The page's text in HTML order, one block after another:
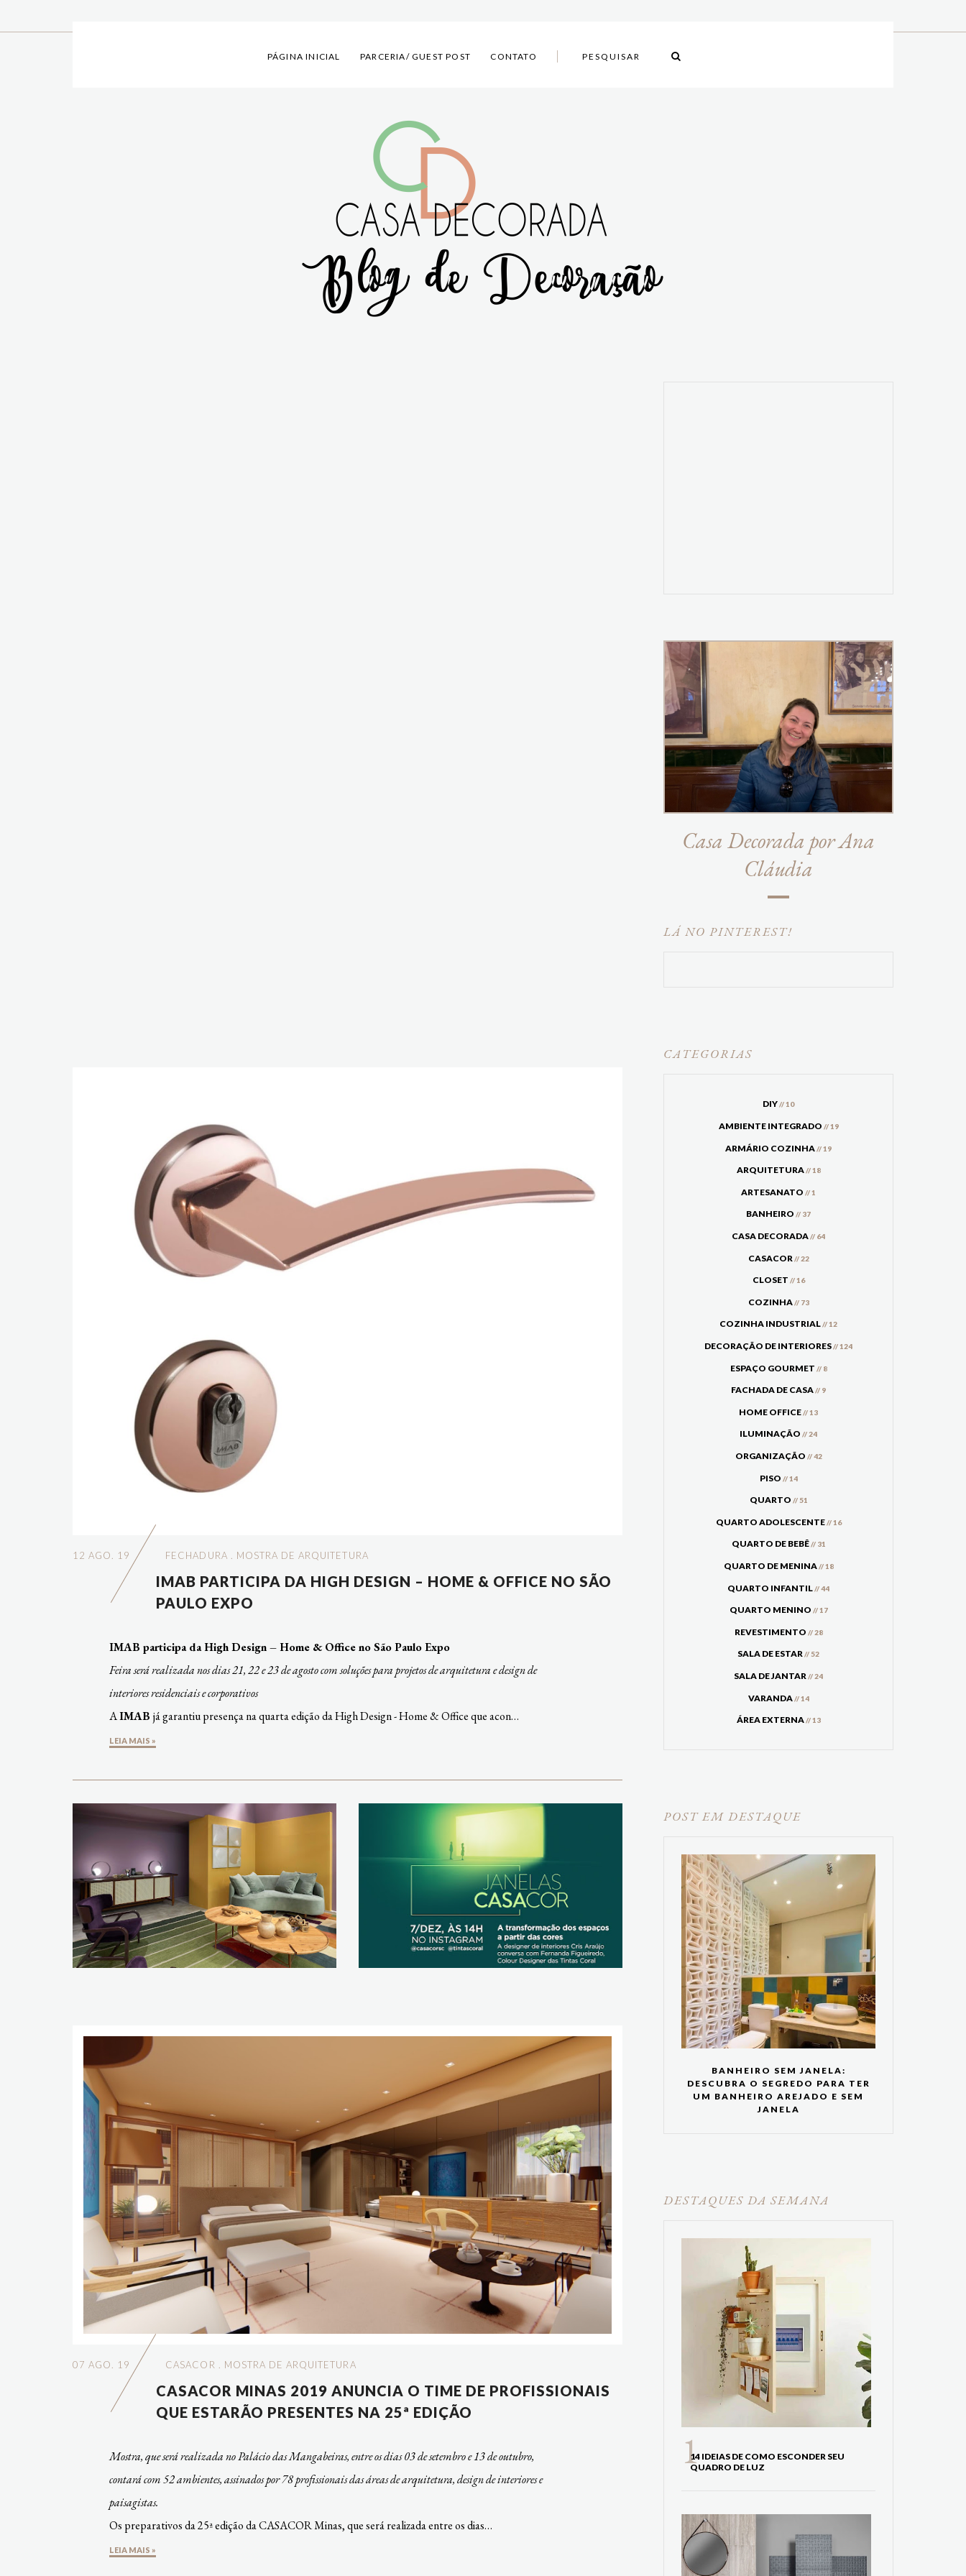
PÁGINA INICIAL PARCERIA/ GUEST POST CONTATO
12 AGO. 19 FECHADURA MOSTRA DE ARQUITETURA
IMAB PARTICIPA DA HIGH DESIGN – HOME & OFFICE NO SÃO
PAULO EXPO
IMAB participa da High Design – Home & Office no São Paulo Expo
Feira será realizada nos dias 21, 22 e 23 de agosto com soluções para projetos de arquitetura e design de
interiores residenciais e corporativos
AIMABjá garantiu presença na quarta edição da High Design - Home & Office que acon…
LEIA MAIS »
07 AGO. 19 CASACOR MOSTRA DE ARQUITETURA
CASACOR MINAS 2019 ANUNCIA O TIME DE PROFISSIONAIS
QUE ESTARÃO PRESENTES NA 25ª EDIÇÃO
Mostra, que será realizada no Palácio das Mangabeiras, entre os dias 03 de setembro e 13 de outubro,
contará com 52 ambientes, assinados por 78 profissionais das áreas de arquitetura, design de interiores e
paisagistas.
Os preparativos da 25ª edição da CASACOR Minas, que será realizada entre os dias…
LEIA MAIS »
Casa Decorada por Ana
Cláudia
LÁ NO PINTEREST!
CATEGORIAS
DIY// 10
AMBIENTE INTEGRADO // 19
ARMÁRIO COZINHA// 19
ARQUITETURA// 18
ARTESANATO// 1
BANHEIRO// 37
CASA DECORADA// 64
CASACOR // 22
CLOSET // 16
COZINHA// 73
COZINHA INDUSTRIAL// 12
DECORAÇÃO DE INTERIORES// 124
ESPAÇO GOURMET // 8
FACHADA DE CASA// 9
HOME OFFICE// 13
ILUMINAÇÃO// 24
ORGANIZAÇÃO // 42
PISO // 14
QUARTO // 51
QUARTO ADOLESCENTE// 16
QUARTO DE BEBÊ// 31
QUARTO DE MENINA// 18
QUARTO INFANTIL// 44
QUARTO MENINO // 17
REVESTIMENTO // 28
SALA DE ESTAR// 52
SALA DE JANTAR// 24
VARANDA// 14
ÁREA EXTERNA// 13
POST EM DESTAQUE
BANHEIRO SEM JANELA:
DESCUBRA O SEGREDO PARA TER
UM BANHEIRO AREJADO E SEM
JANELA
DESTAQUES DA SEMANA
14 IDEIAS DE COMO ESCONDER SEU
QUADRO DE LUZ